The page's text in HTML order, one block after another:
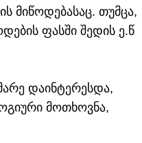
მიწოდებასაც. თუმცა,
ფასში შედის ე.წ
დაინტერესდა,
მოთხოვნა,